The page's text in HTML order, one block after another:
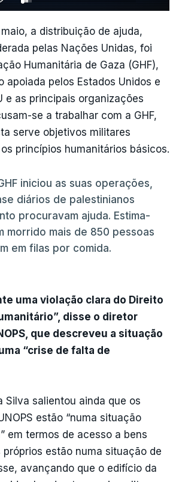
a distribuição de ajuda,
pelas Nações Unidas, foi
Humanitária de Gaza (GHF),
apoiada pelos Estados Unidos e
e as principais organizações
se a trabalhar com a GHF,
serve objetivos militares
princípios humanitários básicos.
iniciou as suas operações,
diários de palestinianos
procuravam ajuda. Estima-
morrido mais de 850 pessoas
em filas por comida.
uma violação clara do Direito
disse o diretor
que descreveu a situação
“crise de falta de
Silva salientou ainda que os
estão “numa situação
em termos de acesso a bens
próprios estão numa situação de
avançando que o edifício da